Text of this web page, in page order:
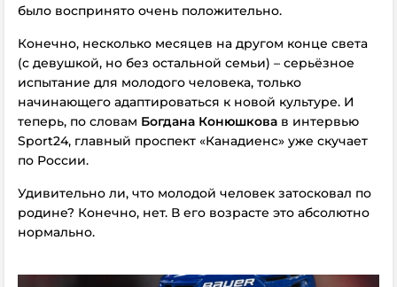
было воспринято очень положительно.
Конечно, несколько месяцев на другом конце света
(с девушкой, но без остальной семьи) – серьёзное
испытание для молодого человека, только
начинающего адаптироваться к новой культуре. И
теперь, по словам Богдана Конюшкова в интервью
Sport24, главный проспект «Канадиенс» уже скучает
по России.
Удивительно ли, что молодой человек затосковал по
родине? Конечно, нет. В его возрасте это абсолютно
нормально.